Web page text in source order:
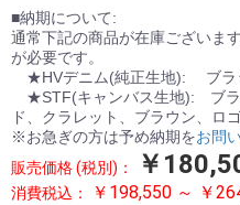
■納期について:
通常下記の商品が在庫ございま
が必要です。
★HVデニム(純正生地): ブラ
★STF(キャンバス生地): ブラ
ド、クラレット、ブラウン、ロ
※お急ぎの方は予め納期をお問
販売価格 (税別)：
￥
消費税込： ￥198,550 ～ ￥